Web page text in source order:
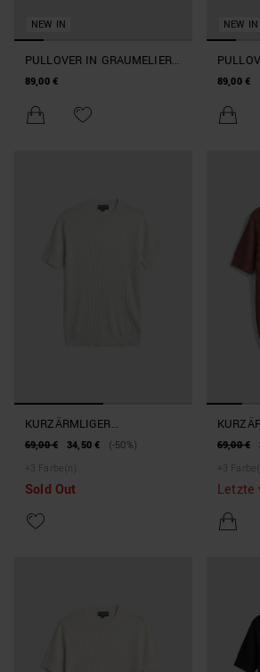
NEW IN
PULLOVER IN GRAUMELIERT
V-AUSSCHNITT SLIM FIT AUS
WOLLMISCHUNG
89,00 €
NEW IN
89,00 €
KURZÄRMLIGER
RUNDHALSPULLOVER SLIM
69,00 € 34,50 €
(-50%)
+ 3 Farbe(n)
Sold Out
69,00 €
+ 3
Letzte